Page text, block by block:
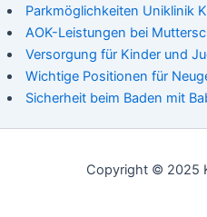
Parkmöglichkeiten Uniklinik
AOK-Leistungen bei
Versorgung für Kinder und
Wichtige Positionen für
Sicherheit beim Baden mit
Copyright © 2025